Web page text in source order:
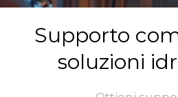
Supporto
soluzioni